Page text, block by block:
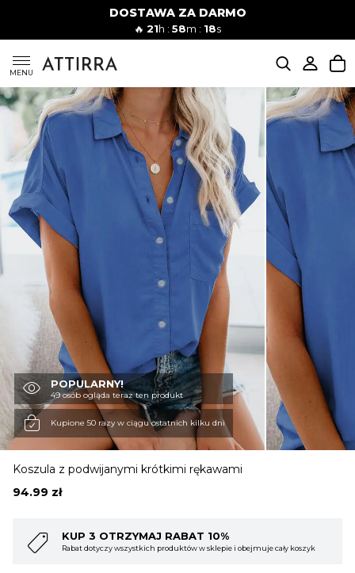
DOSTAWA ZA DARMO
🔥21h :58m : 17s
MENU
Mężczyźni
SUKIENKI
KOMPLETY
KOMBINEZONY
DÓŁ DAMSKIE
STROJE KĄPIELOWE
BLUZKI
OBUWIE
BIELIZNA
SWETRY
POPULARNY!
49 osób ogląda teraz ten produkt
Kupione 50 razy w ciągu ostatnich kilku dni
Koszula z podwijanymi krótkimi rękawami
94.99 zł
KUP 3 OTRZYMAJ RABAT 10%
Rabat dotyczy wszystkich produktów w sklepie i obejmuje cały koszyk